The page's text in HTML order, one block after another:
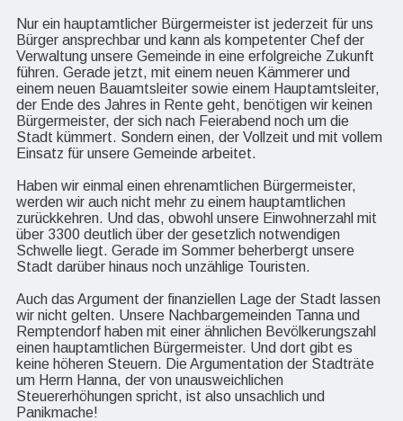
Nur ein hauptamtlicher Bürgermeister ist jederzeit für uns
Bürger ansprechbar und kann als kompetenter Chef der
Verwaltung unsere Gemeinde in eine erfolgreiche Zukunft
führen. Gerade jetzt, mit einem neuen Kämmerer und
einem neuen Bauamtsleiter sowie einem Hauptamtsleiter,
der Ende des Jahres in Rente geht, benötigen wir keinen
Bürgermeister, der sich nach Feierabend noch um die
Stadt kümmert. Sondern einen, der Vollzeit und mit vollem
Einsatz für unsere Gemeinde arbeitet.
Haben wir einmal einen ehrenamtlichen Bürgermeister,
werden wir auch nicht mehr zu einem hauptamtlichen
zurückkehren. Und das, obwohl unsere Einwohnerzahl mit
über 3300 deutlich über der gesetzlich notwendigen
Schwelle liegt. Gerade im Sommer beherbergt unsere
Stadt darüber hinaus noch unzählige Touristen.
Auch das Argument der finanziellen Lage der Stadt lassen
wir nicht gelten. Unsere Nachbargemeinden Tanna und
Remptendorf haben mit einer ähnlichen Bevölkerungszahl
einen hauptamtlichen Bürgermeister. Und dort gibt es
keine höheren Steuern. Die Argumentation der Stadträte
um Herrn Hanna, der von unausweichlichen
Steuererhöhungen spricht, ist also unsachlich und
Panikmache!